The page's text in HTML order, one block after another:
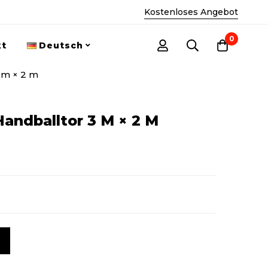
Kostenloses Angebot
Deutsch
0
× 2 m
3 M × 2 M